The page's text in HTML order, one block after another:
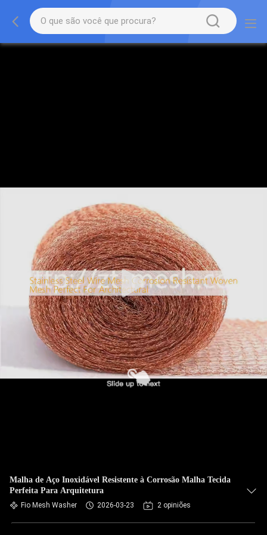
Malha de Aço Inoxidável Resistente à Corrosão Malha Tecida
Perfeita Para Arquitetura
Fio Mesh Washer 2026-03-23 2 opiniões